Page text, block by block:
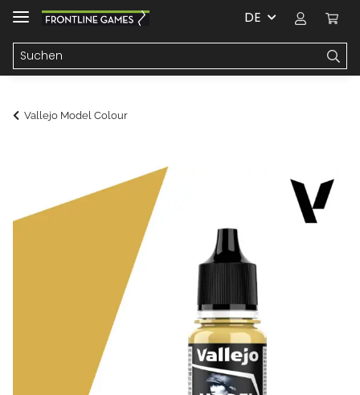
DE
Vallejo Model Colour